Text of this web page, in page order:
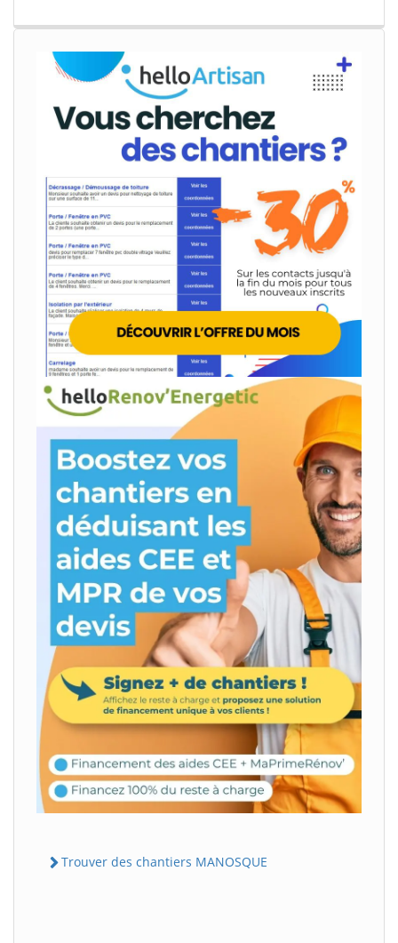
Trouver des chantiers MANOSQUE